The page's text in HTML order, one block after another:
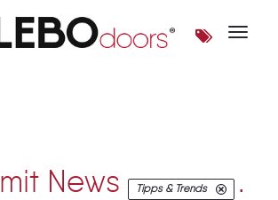
Toggle
News Tipps & Trends .